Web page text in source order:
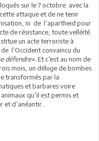
sur le 7 octobre avec la
attaque et de ne tenir
ni de l’apartheid pour
de résistance, toute velléité
un acte terroriste à
l’Occident convaincu du
défendre». Et c’est au nom de
mois, un déluge de bombes
transformés par la
et barbares voire
qu’il est permis et
d’anéantir…